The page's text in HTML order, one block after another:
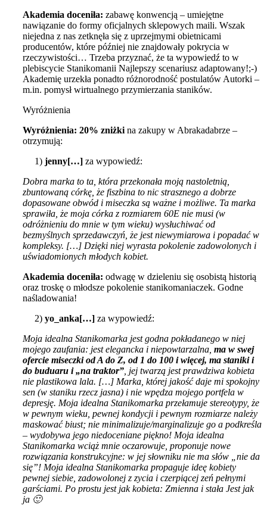
Akademia doceniła: zabawę konwencją – umiejętne
nawiązanie do formy oficjalnych sklepowych maili. Wszak
niejedna z nas zetknęła się z uprzejmymi obietnicami
producentów, które później nie znajdowały pokrycia w
rzeczywistości… Trzeba przyznać, że ta wypowiedź to w
plebiscycie Stanikomanii Najlepszy scenariusz adaptowany!;-)
Akademię urzekła ponadto różnorodność postulatów Autorki –
m.in. pomysł wirtualnego przymierzania staników.
Wyróżnienia
Wyróżnienia: 20% zniżki na zakupy w Abrakadabrze –
otrzymują:
1) jenny[…] za wypowiedź:
Dobra marka to ta, która przekonała moją nastoletnią,
zbuntowaną córkę, że fiszbina to nic strasznego a dobrze
dopasowane obwód i miseczka są ważne i możliwe. Ta marka
sprawiła, że moja córka z rozmiarem 60E nie musi (w
odróżnieniu do mnie w tym wieku) wysłuchiwać od
bezmyślnych sprzedawczyń, że jest niewymiarowa i popadać w
kompleksy. […] Dzięki niej wyrasta pokolenie zadowolonych i
uświadomionych młodych kobiet.
Akademia doceniła: odwagę w dzieleniu się osobistą historią
oraz troskę o młodsze pokolenie stanikomaniaczek. Godne
naśladowania!
2) yo_anka[…] za wypowiedź:
Moja idealna Stanikomarka jest godna pokładanego w niej
mojego zaufania: jest elegancka i niepowtarzalna, ma w swej
ofercie miseczki od A do Z, od 1 do 100 i więcej, ma staniki i
do buduaru i „na traktor” , jej twarzą jest prawdziwa kobieta
nie plastikowa lala. […] Marka, której jakość daje mi spokojny
sen (w staniku rzecz jasna) i nie wpędza mojego portfela w
depresję. Moja idealna Stanikomarka przełamuje stereotypy, że
w pewnym wieku, pewnej kondycji i pewnym rozmiarze należy
maskować biust; nie minimalizuje/marginalizuje go a podkreśla
– wydobywa jego niedoceniane piękno! Moja idealna
Stanikomarka wciąż mnie oczarowuje, proponuje nowe
rozwiązania konstrukcyjne: w jej słowniku nie ma słów „nie da
się”! Moja idealna Stanikomarka propaguje ideę kobiety
pewnej siebie, zadowolonej z zycia i czerpiącej zeń pełnymi
garściami. Po prostu jest jak kobieta: Zmienna i stała Jest jak
ja 🙂